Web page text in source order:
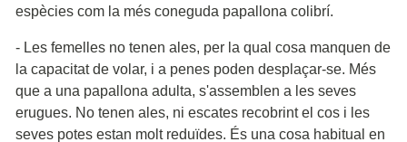
espècies com la més coneguda papallona colibrí.
- Les femelles no tenen ales, per la qual cosa manquen de
la capacitat de volar, i a penes poden desplaçar-se. Més
que a una papallona adulta, s'assemblen a les seves
erugues. No tenen ales, ni escates recobrint el cos i les
seves potes estan molt reduïdes. És una cosa habitual en